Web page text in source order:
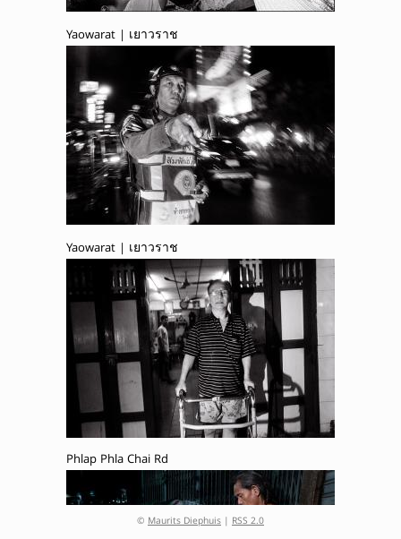
Yaowarat | เยาวราช
Yaowarat | เยาวราช
Phlap Phla Chai Rd
© Maurits Diephuis | RSS 2.0